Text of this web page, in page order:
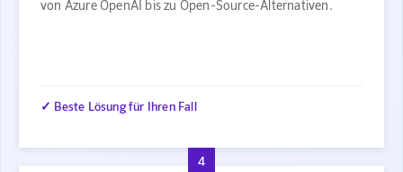
von Azure OpenAI bis zu Open-Source-Alternativen.
✓ Beste Lösung für Ihren Fall
4